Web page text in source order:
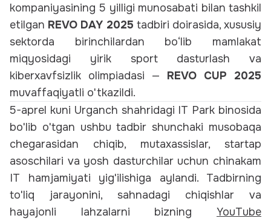
kompaniyasining 5 yilligi munosabati bilan tashkil
etilgan REVO DAY 2025 tadbiri doirasida, xususiy
sektorda birinchilardan bo‘lib mamlakat
miqyosidagi yirik sport dasturlash va
kiberxavfsizlik olimpiadasi — REVO CUP 2025
muvaffaqiyatli o'tkazildi.
5-aprel kuni Urganch shahridagi IT Park binosida
bo'lib o'tgan ushbu tadbir shunchaki musobaqa
chegarasidan chiqib, mutaxassislar, startap
asoschilari va yosh dasturchilar uchun chinakam
IT hamjamiyati yig'ilishiga aylandi. Tadbirning
to'liq jarayonini, sahnadagi chiqishlar va
hayajonli lahzalarni bizning YouTube